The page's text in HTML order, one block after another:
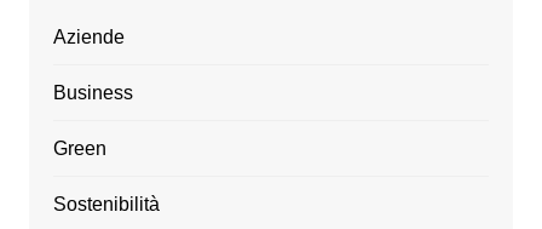
Aziende
Business
Green
Sostenibilità